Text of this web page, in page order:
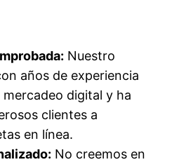
Nuestro
años de experiencia
digital y ha
clientes a
en línea.
No creemos en